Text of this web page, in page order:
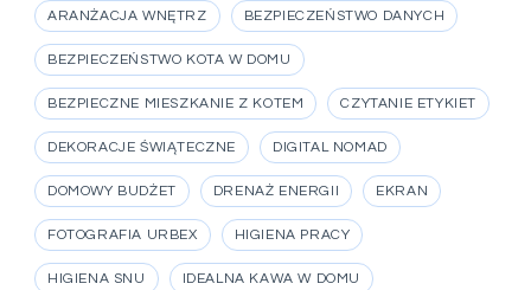
ARANŻACJA WNĘTRZ BEZPIECZEŃSTWO DANYCH
BEZPIECZEŃSTWO KOTA W DOMU
BEZPIECZNE MIESZKANIE Z KOTEM CZYTANIE ETYKIET
DEKORACJE ŚWIĄTECZNE DIGITAL NOMAD
DOMOWY BUDŻET DRENAŻ ENERGII EKRAN
FOTOGRAFIA URBEX HIGIENA PRACY
HIGIENA SNU IDEALNA KAWA W DOMU